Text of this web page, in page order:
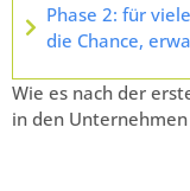
Phase 2: für
die Chance,
Wie es nach der
in den